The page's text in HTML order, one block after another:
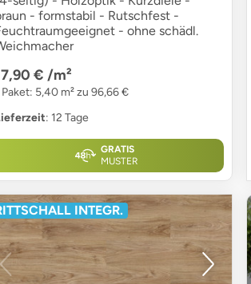
- formstabil - Rutschfest -
- ohne schädl.
€ /m²
Paket: 5,40 m² zu 96,66 €
: 12 Tage
GRATIS
MUSTER
INTEGR.